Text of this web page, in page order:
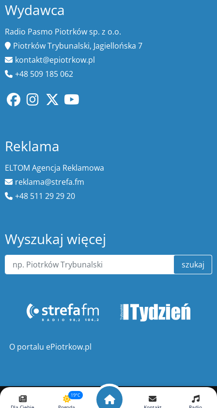
Wydawca
Radio Pasmo Piotrków sp. z o.o.
Piotrków Trybunalski, Jagiellońska 7
kontakt@epiotrkow.pl
+48 509 185 062
Reklama
ELTOM Agencja Reklamowa
reklama@strefa.fm
+48 511 29 29 20
Wyszukaj więcej
szukaj
O portalu ePiotrkow.pl
Copyright © ePiotrkow.pl . Wszelkie prawa zastrzeżone.
19°C